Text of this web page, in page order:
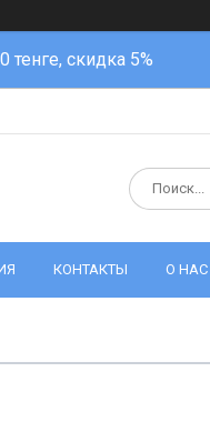
скидка 5%
КОНТАКТЫ О НАС